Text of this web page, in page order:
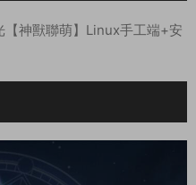
神獸聯萌】Linux手工端+安